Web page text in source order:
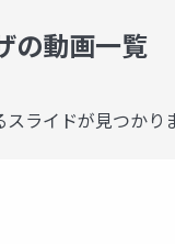
の動画一覧
ライドが見つかり